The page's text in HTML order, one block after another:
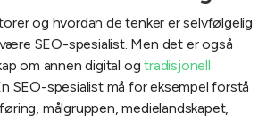
og hvordan de tenker er selvfølgelig
SEO-spesialist. Men det er også
om annen digital ogtradisjonell
SEO-spesialist må for eksempel forstå
målgruppen, medielandskapet,